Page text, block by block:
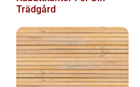
Trädgård